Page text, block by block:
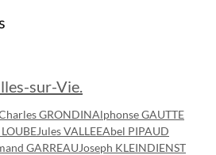
sur-Vie.
GRONDINAlphonse GAUTTE
Jules VALLEEAbel PIPAUD
GARREAUJoseph KLEINDIENST